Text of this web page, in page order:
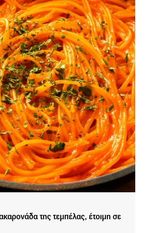
της τεμπέλας, έτοιμη σε